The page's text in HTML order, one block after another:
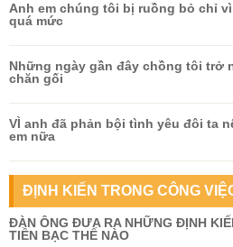
Anh em chúng tôi bị ruồng bỏ chỉ
quá mức
Những ngày gần đây chồng tôi trở
chăn gối
VÌ anh đã phản bội tình yêu đôi ta
em nữa
ĐỊNH KIẾN TRONG CÔNG
ĐÀN ÔNG ĐƯA RA NHỮNG ĐỊNH
TIỀN BẠC THẾ NÀO